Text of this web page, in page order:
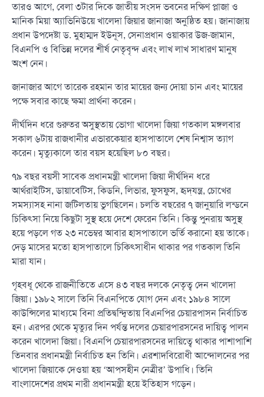
তারও আগে, বেলা ৩টার দিকে জাতীয় সংসদ ভবনের দক্ষিণ প্লাজা ও
মানিক মিয়া অ্যাভিনিউয়ে খালেদা জিয়ার জানাজা অনুষ্ঠিত হয়। জানাজায়
প্রধান উপদেষ্টা ড. মুহাম্মদ ইউনূস, সেনাপ্রধান ওয়াকার উজ-জামান,
বিএনপি ও বিভিন্ন দলের শীর্ষ নেতৃবৃন্দ এবং লাখ লাখ সাধারণ মানুষ
অংশ নেন।
জানাজার আগে তারেক রহমান তার মায়ের জন্য দোয়া চান এবং মায়ের
পক্ষে সবার কাছে ক্ষমা প্রার্থনা করেন।
দীর্ঘদিন ধরে গুরুতর অসুস্থতায় ভোগা খালেদা জিয়া গতকাল মঙ্গলবার
সকাল ৬টায় রাজধানীর এভারকেয়ার হাসপাতালে শেষ নিশ্বাস ত্যাগ
করেন। মৃত্যুকালে তার বয়স হয়েছিল ৮০ বছর।
৭৯ বছর বয়সী সাবেক প্রধানমন্ত্রী খালেদা জিয়া দীর্ঘদিন ধরে
আর্থরাইটিস, ডায়াবেটিস, কিডনি, লিভার, ফুসফুস, হৃদ্‌যন্ত্র, চোখের
সমস্যাসহ নানা জটিলতায় ভুগছিলেন। চলতি বছরের ৭ জানুয়ারি লন্ডনে
চিকিৎসা নিয়ে কিছুটা সুস্থ হয়ে দেশে ফেরেন তিনি। কিন্তু পুনরায় অসুস্থ
হয়ে পড়লে গত ২৩ নভেম্বর আবার হাসপাতালে ভর্তি করানো হয় তাকে।
দেড় মাসের মতো হাসপাতালে চিকিৎসাধীন থাকার পর গতকাল তিনি
মারা যান।
গৃহবধূ থেকে রাজনীতিতে এসে ৪৩ বছর দলকে নেতৃত্ব দেন খালেদা
জিয়া। ১৯৮২ সালে তিনি বিএনপিতে যোগ দেন এবং ১৯৮৪ সালে
কাউন্সিলের মাধ্যমে বিনা প্রতিদ্বন্দ্বিতায় বিএনপির চেয়ারপাসন নির্বাচিত
হন। এরপর থেকে মৃত্যুর দিন পর্যন্ত দলের চেয়ারপারসনের দায়িত্ব পালন
করেন খালেদা জিয়া। বিএনপি চেয়ারপারসনের দায়িত্বে থাকার পাশাপাশি
তিনবার প্রধানমন্ত্রী নির্বাচিত হন তিনি। এরশাদবিরোধী আন্দোলনের পর
খালেদা জিয়াকে দেওয়া হয় ‘আপসহীন নেত্রীর’ উপাধি। তিনি
বাংলাদেশের প্রথম নারী প্রধানমন্ত্রী হয়ে ইতিহাস গড়েন।